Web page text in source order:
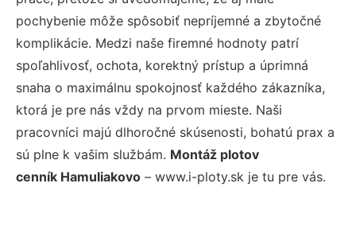
pochybenie môže spôsobiť nepríjemné a zbytočné
komplikácie. Medzi naše firemné hodnoty patrí
spoľahlivosť, ochota, korektný prístup a úprimná
snaha o maximálnu spokojnosť každého zákazníka,
ktorá je pre nás vždy na prvom mieste. Naši
pracovníci majú dlhoročné skúsenosti, bohatú prax a
sú plne k vašim službám. Montáž plotov
cenník Hamuliakovo – www.i-ploty.sk je tu pre vás.